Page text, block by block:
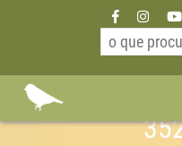
Dr Willian